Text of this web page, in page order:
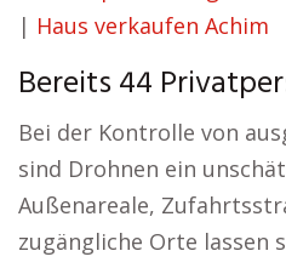
| Haus verkaufen Achim
Bereits 44
Bei der Kontrolle von
sind Drohnen ein
Außenareale,
zugängliche Orte lassen